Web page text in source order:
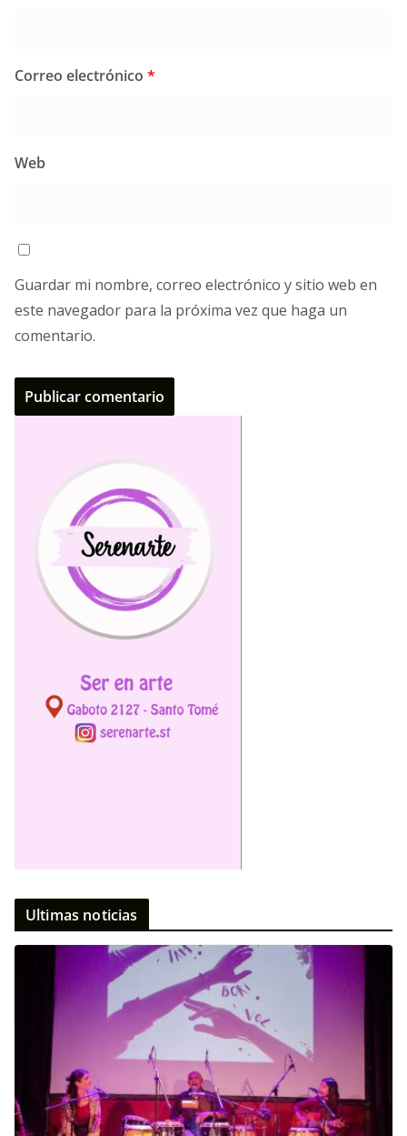
Correo electrónico *
Web
Guardar mi nombre, correo electrónico y sitio web en
este navegador para la próxima vez que haga un
comentario.
Ultimas noticias